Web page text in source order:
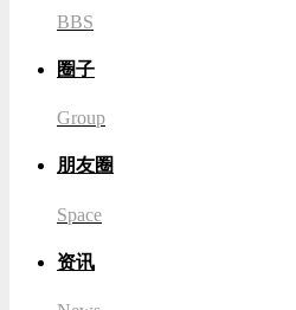
BBS
圈子
Group
朋友圈
Space
资讯